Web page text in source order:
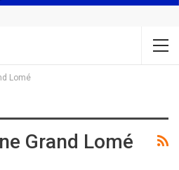
Lomé
Grand Lomé